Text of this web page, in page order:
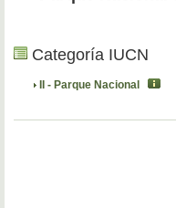
Categoría IUCN
II - Parque Nacional